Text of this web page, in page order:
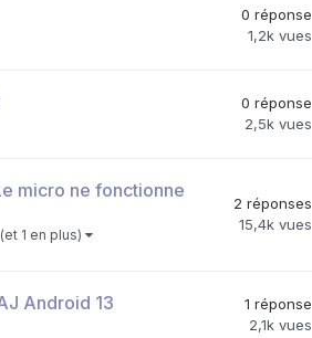
0 réponse
1,2k vues
0 réponse
2,5k vues
micro ne fonctionne
(et 1 en plus)
2 réponses
15,4k vues
Android 13 1 réponse
2,1k vues